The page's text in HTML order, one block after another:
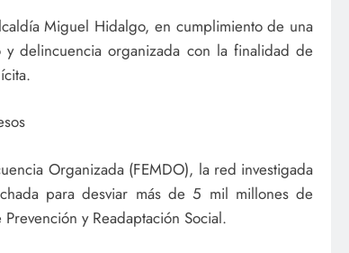
Miguel Hidalgo, en cumplimiento de una
delincuencia organizada con la finalidad de
Organizada (FEMDO), la red investigada
para desviar más de 5 mil millones de
y Readaptación Social.